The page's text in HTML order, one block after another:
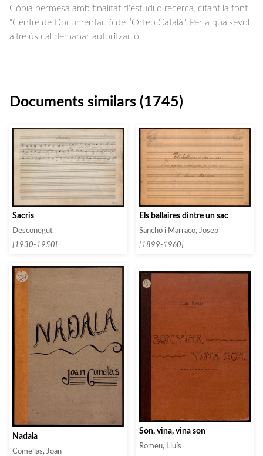
Còpia permesa amb finalitat d'estudi o recerca, citant la font
"Centre de Documentació de l’Orfeó Català". Per a qualsevol
altre ús cal demanar autorització.
Documents similars (1745)
Sacris
Desconegut
[1930-1950]
Els ballaires dintre un sac
Sancho i Marraco, Josep
[1899-1960]
Nadala
Comellas, Joan
Son, vina, vina son
Romeu, Lluís